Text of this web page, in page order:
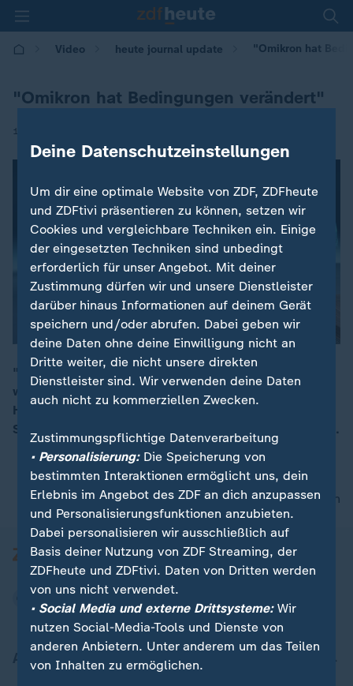
Video heute journal update "Omikron hat
"Omikron hat Bedingungen verändert"
12.02.2022 | 00:40
00:16
"Auf Vorrat eine Impfpflicht zu beschließen, wo keiner
weiß, ob die überhaupt als ein geeignetes Mittel im
Herbst wirken kann, halten wir für falsch", erklärt Tino
Sorge, Gesundheitspolitischer Sprecher der CDU/CSU.
nach oben
Aktuell bei ZDFheute
Deine Datenschutzeinstellungen
Um dir eine optimale Website von ZDF, ZDFheute
und ZDFtivi präsentieren zu können, setzen wir
Cookies und vergleichbare Techniken ein. Einige
der eingesetzten Techniken sind unbedingt
erforderlich für unser Angebot. Mit deiner
Zustimmung dürfen wir und unsere Dienstleister
darüber hinaus Informationen auf deinem Gerät
speichern und/oder abrufen. Dabei geben wir
deine Daten ohne deine Einwilligung nicht an
Dritte weiter, die nicht unsere direkten
Dienstleister sind. Wir verwenden deine Daten
auch nicht zu kommerziellen Zwecken.
Zustimmungspflichtige Datenverarbeitung
• Personalisierung:Die Speicherung von
bestimmten Interaktionen ermöglicht uns, dein
Erlebnis im Angebot des ZDF an dich anzupassen
und Personalisierungsfunktionen anzubieten.
Dabei personalisieren wir ausschließlich auf
Basis deiner Nutzung von ZDF Streaming, der
ZDFheute und ZDFtivi. Daten von Dritten werden
von uns nicht verwendet.
• Social Media und externe Drittsysteme:Wir
nutzen Social-Media-Tools und Dienste von
anderen Anbietern. Unter anderem um das Teilen
von Inhalten zu ermöglichen.